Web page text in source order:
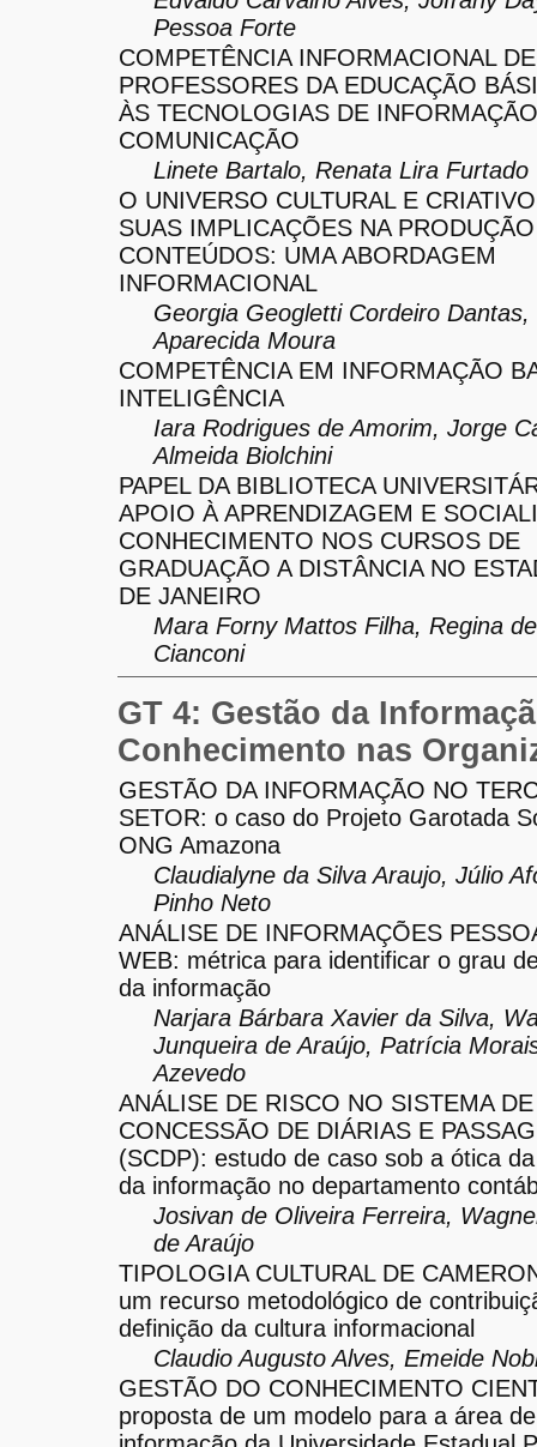
Pessoa Forte
COMPETÊNCIA INFORMACIONAL DE
PROFESSORES DA EDUCAÇÃO
ÀS TECNOLOGIAS DE
COMUNICAÇÃO
Linete Bartalo, Renata Lira Furtado
O UNIVERSO CULTURAL E
SUAS IMPLICAÇÕES NA
CONTEÚDOS: UMA ABORDAGEM
INFORMACIONAL
Georgia Geogletti Cordeiro Dantas,
Aparecida Moura
COMPETÊNCIA EM INFORMAÇÃO
INTELIGÊNCIA
Iara Rodrigues de Amorim, Jorge
Almeida Biolchini
PAPEL DA BIBLIOTECA
APOIO À APRENDIZAGEM E
CONHECIMENTO NOS CURSOS DE
GRADUAÇÃO A DISTÂNCIA NO
DE JANEIRO
Mara Forny Mattos Filha, Regina
Cianconi
GT 4: Gestão da
Conhecimento nas
GESTÃO DA INFORMAÇÃO NO
SETOR: o caso do Projeto Garotada
ONG Amazona
Claudialyne da Silva Araujo, Júlio
Pinho Neto
ANÁLISE DE INFORMAÇÕES
WEB: métrica para identificar o grau
da informação
Narjara Bárbara Xavier da Silva,
Junqueira de Araújo, Patrícia
Azevedo
ANÁLISE DE RISCO NO SISTEMA DE
CONCESSÃO DE DIÁRIAS E
(SCDP): estudo de caso sob a ótica
da informação no departamento
Josivan de Oliveira Ferreira,
de Araújo
TIPOLOGIA CULTURAL DE
um recurso metodológico de
definição da cultura informacional
Claudio Augusto Alves, Emeide
GESTÃO DO CONHECIMENTO
proposta de um modelo para a área